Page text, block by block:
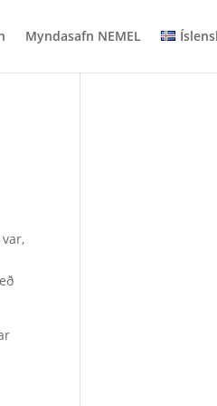
Myndasafn NEMEL